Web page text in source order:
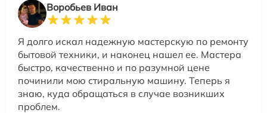
Воробьев Иван
Я долго искал надежную мастерскую по ремонту
бытовой техники, и наконец нашел ее. Мастера
быстро, качественно и по разумной цене
починили мою стиральную машину. Теперь я
знаю, куда обращаться в случае возникших
проблем.